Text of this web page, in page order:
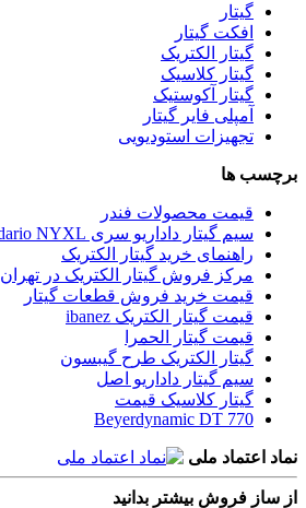
گیتار
افکت گیتار
گیتار الکتریک
گیتار کلاسیک
گیتار آکوستیک
آمپلی فایر گیتار
تجهیزات استودیویی
برچسب ها
قیمت محصولات فندر
سیم گیتار داداریو سری Daddario NYXL
راهنمای خرید گیتار الکتریک
مرکز فروش گیتار الکتریک در تهران
قیمت خرید فروش قطعات گیتار
قیمت گیتار الکتریک ibanez
قیمت گیتار الحمرا
گیتار الکتریک طرح گیبسون
سیم گیتار داداریو اصل
گیتار کلاسیک قیمت
Beyerdynamic DT 770
نماد اعتماد ملی
از ساز فروش بیشتر بدانید